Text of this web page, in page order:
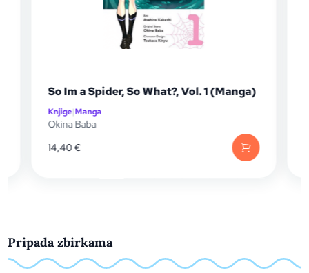
So Im a Spider, So What?, Vol. 1 (Manga)
Knjige|Manga
Okina Baba
14,40€
Pripada zbirkama